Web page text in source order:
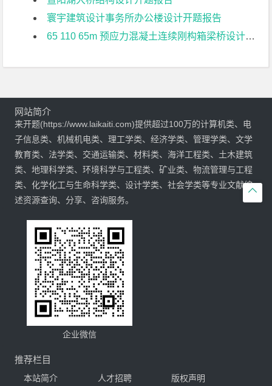
寰宇建筑设计事务所办公楼设计开题报告
65 110 65m 预应力混凝土连续刚构箱梁桥设计开题报告

网站简介
来开题(https://www.laikaiti.com)提供超过100万的计算机类、电
子信息类、机械机电类、理工学类、经济学类、管理学类、文学
教育类、法学类、交通运输类、材料类、海洋工程类、土木建筑
类、地理科学类、环境科学与工程类、矿业类、物流管理与工程
类、化学化工与生命科学类、设计学类、社会学类等专业文献综
述资源查询、分享、咨询服务。
企业微信
推荐栏目
本站简介 人才招聘 版权声明